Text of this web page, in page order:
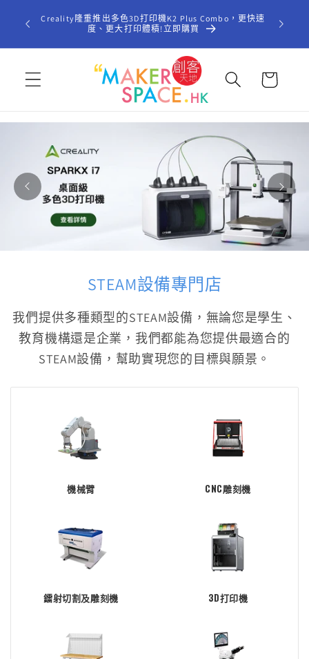
跳至內
容
Creality隆重推出多色3D打印機K2 Plus Combo，更快速
度、更大打印體積!立即購買
型
物
STEAM設備專門店
我們提供多種類型的STEAM設備，無論您是學生、
教育機構還是企業，我們都能為您提供最適合的
STEAM設備，幫助實現您的目標與願景。
機械臂 CNC雕刻機
鐳射切割及雕刻機 3D打印機